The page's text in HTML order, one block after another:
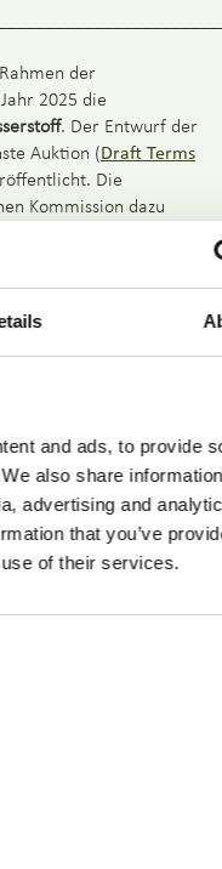
and ads, to provide
also share
advertising and
that you’ve
of their services.
der
2025 die
. Der Entwurf der
Auktion (Draft Terms
Die
Kommission dazu
für
österreichischer
der 2. Auktion durch
eineKonsultationzu
der Europäischen